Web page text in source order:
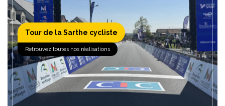
Tour de la Sarthe cycliste
Retrouvez toutes nos réalisations
EN SAVOIR +